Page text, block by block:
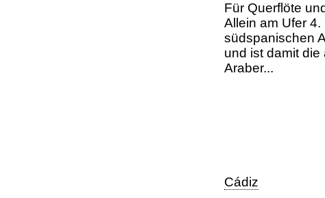
Für Querflöte
Allein am Ufer
südspanischen
und ist damit
Araber...
Cádiz